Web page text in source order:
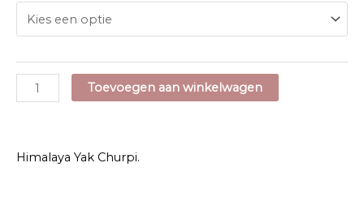
Himalaya
Yak
aantal
Toevoegen aan winkelwagen
Himalaya Yak Churpi.